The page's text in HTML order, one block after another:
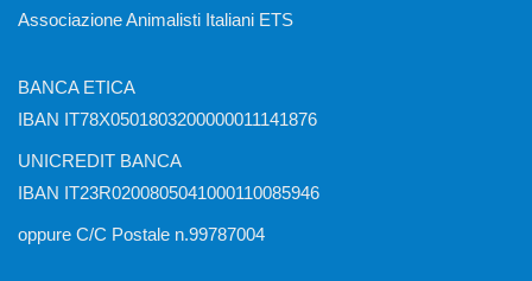
Associazione Animalisti Italiani ETS
BANCA ETICA
IBAN IT78X0501803200000011141876
UNICREDIT BANCA
IBAN IT23R0200805041000110085946
oppure C/C Postale n.99787004